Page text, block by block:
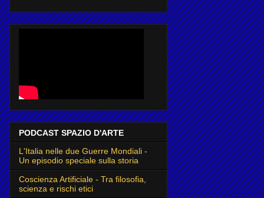
PODCAST SPAZIO D'ARTE
L'Italia nelle due Guerre Mondiali -
Un episodio speciale sulla storia
Coscienza Artificiale - Tra filosofia,
scienza e rischi etici